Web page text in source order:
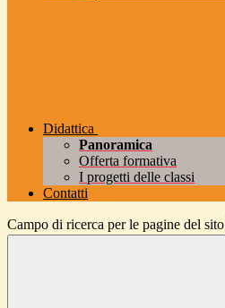
Didattica
Panoramica
Offerta formativa
I progetti delle classi
Contatti
Campo di ricerca per le pagine del sito